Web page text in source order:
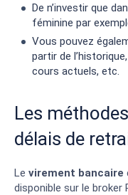
De n’investir que
féminine par
Vous pouvez
partir de
cours actuels, etc.
Les
délais de
Le virement bancaire
disponible sur le broker